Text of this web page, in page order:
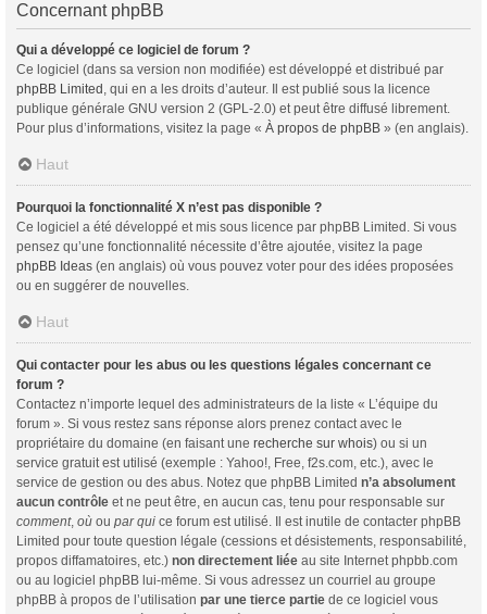
Concernant phpBB
Qui a développé ce logiciel de forum ?
Ce logiciel (dans sa version non modifiée) est développé et distribué par
phpBB Limited , qui en a les droits d’auteur. Il est publié sous la licence
publique générale GNU version 2 (GPL-2.0) et peut être diffusé librement.
Pour plus d’informations, visitez la page « À propos de phpBB » (en anglais).
Haut
Pourquoi la fonctionnalité X n’est pas disponible ?
Ce logiciel a été développé et mis sous licence par phpBB Limited. Si vous
pensez qu’une fonctionnalité nécessite d’être ajoutée, visitez la page
phpBB Ideas (en anglais) où vous pouvez voter pour des idées proposées
ou en suggérer de nouvelles.
Haut
Qui contacter pour les abus ou les questions légales concernant ce
forum ?
Contactez n’importe lequel des administrateurs de la liste « L’équipe du
forum ». Si vous restez sans réponse alors prenez contact avec le
propriétaire du domaine (en faisant une recherche sur whois) ou si un
service gratuit est utilisé (exemple : Yahoo!, Free, f2s.com, etc.), avec le
service de gestion ou des abus. Notez que phpBB Limited n’a absolument
aucun contrôle et ne peut être, en aucun cas, tenu pour responsable sur
comment, où ou par qui ce forum est utilisé. Il est inutile de contacter phpBB
Limited pour toute question légale (cessions et désistements, responsabilité,
propos diffamatoires, etc.) non directement liée au site Internet phpbb.com
ou au logiciel phpBB lui-même. Si vous adressez un courriel au groupe
phpBB à propos de l’utilisation par une tierce partie de ce logiciel vous